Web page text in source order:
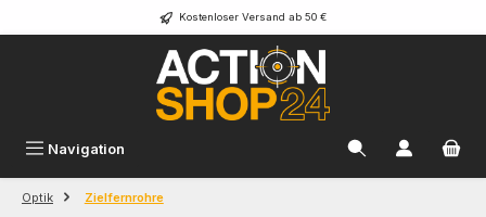
Zum Hauptinhalt springen Kostenloser Versand ab 50 €
Navigation
Optik Zielfernrohre